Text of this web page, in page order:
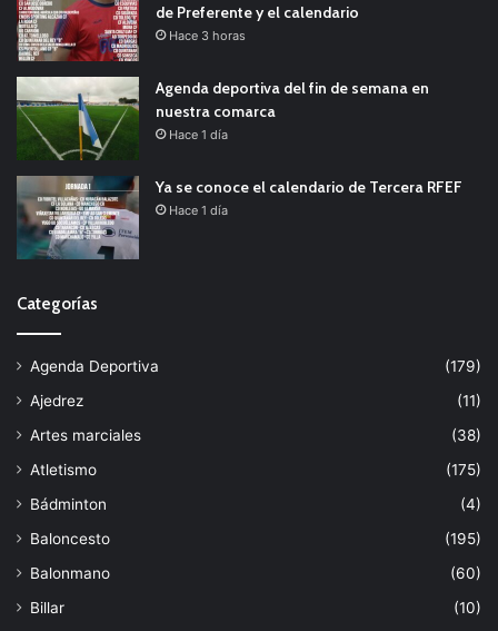
de Preferente y el calendario
Hace 3 horas
Agenda deportiva del fin de semana en
nuestra comarca
Hace 1 día
Ya se conoce el calendario de Tercera RFEF
Hace 1 día
Categorías
Agenda Deportiva
(179)
Ajedrez
(11)
Artes marciales
(38)
Atletismo
(175)
Bádminton
(4)
Baloncesto
(195)
Balonmano
(60)
Billar
(10)